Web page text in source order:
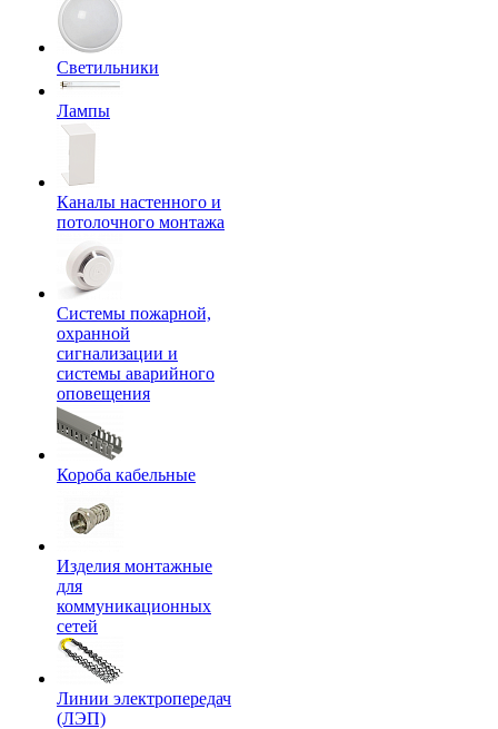
Светильники
Лампы
Каналы настенного и
потолочного монтажа
Системы пожарной,
охранной
сигнализации и
системы аварийного
оповещения
Короба кабельные
Изделия монтажные
для
коммуникационных
сетей
Линии электропередач
(ЛЭП)